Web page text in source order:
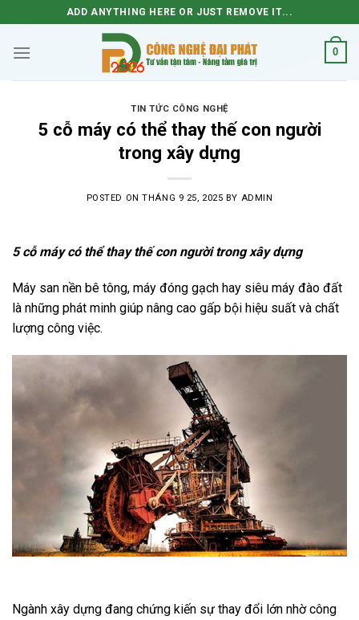
to
content
ADD ANYTHING HERE OR JUST REMOVE IT...
0
TIN TỨC CÔNG NGHỆ
5 cỗ máy có thể thay thế con người
trong xây dựng
POSTED ONTHÁNG 9 25, 2025 BY ADMIN
5 cỗ máy có thể thay thế con người trong xây dựng
Máy san nền bê tông, máy đóng gạch hay siêu máy đào đất
là những phát minh giúp nâng cao gấp bội hiệu suất và chất
lượng công việc.
Ngành xây dựng đang chứng kiến sự thay đổi lớn nhờ công